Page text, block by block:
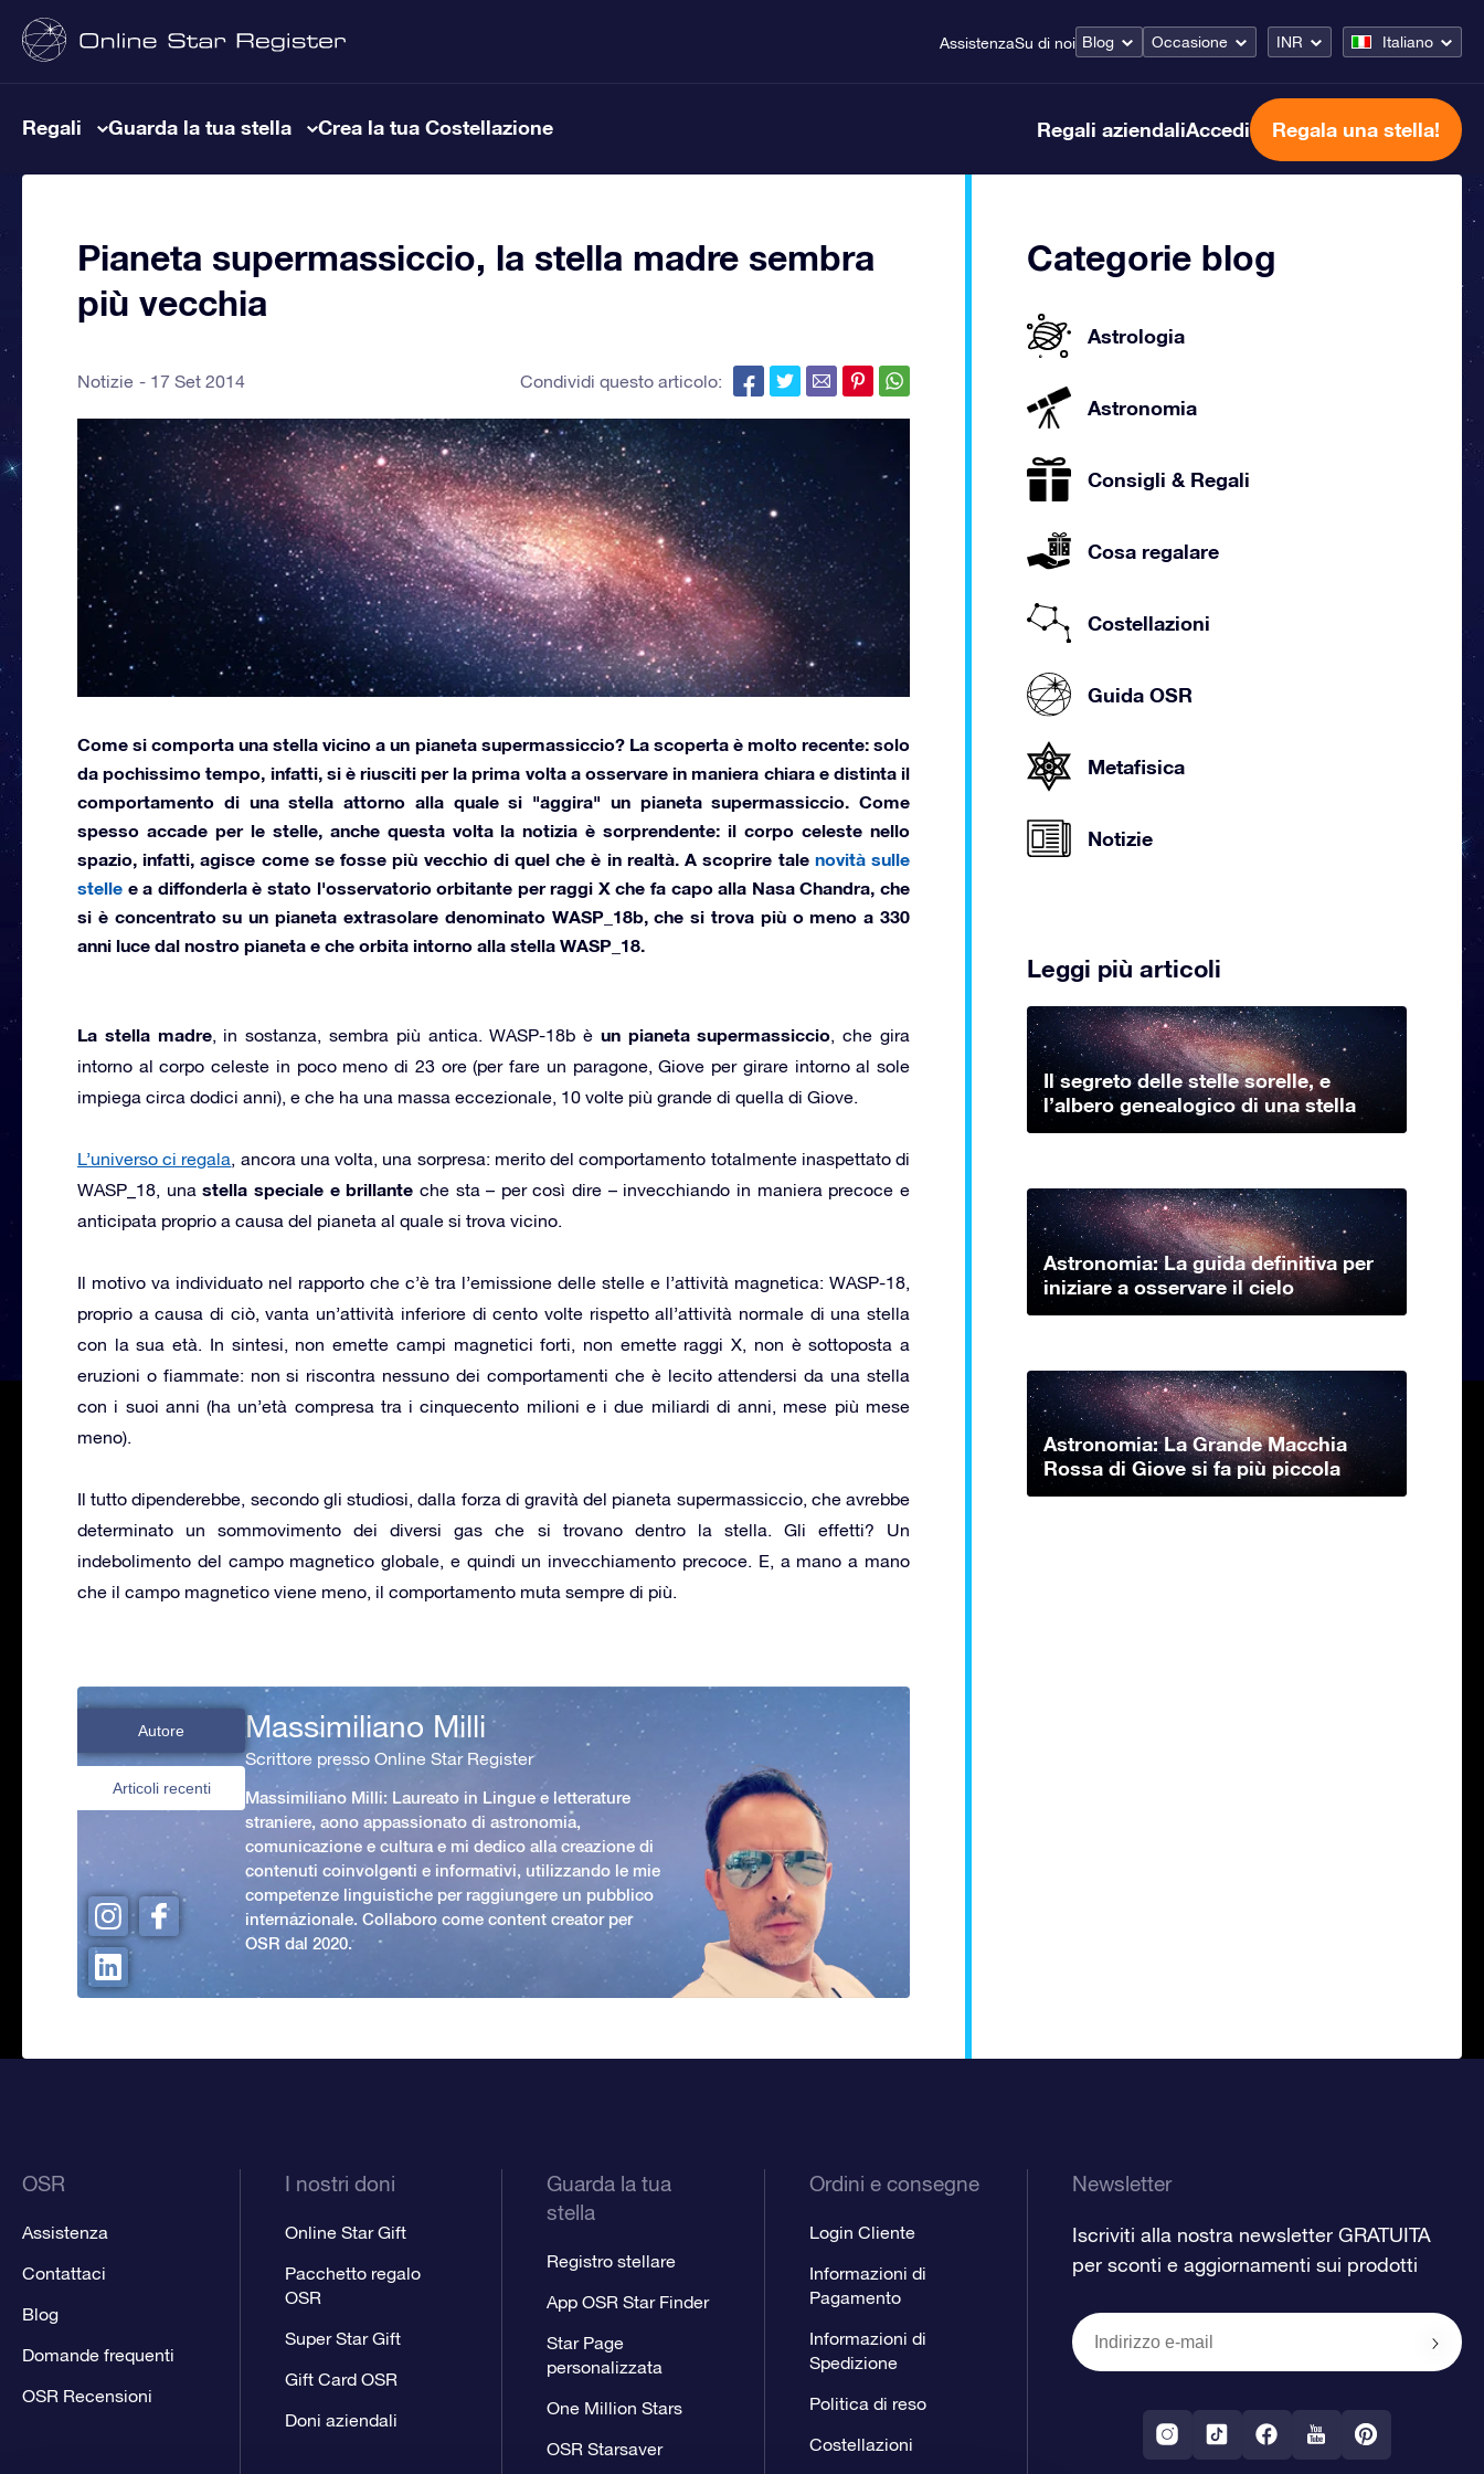
AssistenzaSu di noi Blog Occasione INR Italiano
Regali Guarda la tua stella Crea la tua Costellazione Regali aziendaliAccedi Regala una stella!
Pianeta supermassiccio, la stella madre sembra
più vecchia
Notizie 17 Set 2014 Condividi questo articolo:
Come si comporta una stella vicino a un pianeta supermassiccio? La scoperta è molto recente: solo
da pochissimo tempo, infatti, si è riusciti per la prima volta a osservare in maniera chiara e distinta il
comportamento di una stella attorno alla quale si "aggira" un pianeta supermassiccio. Come
spesso accade per le stelle, anche questa volta la notizia è sorprendente: il corpo celeste nello
spazio, infatti, agisce come se fossepiù vecchio di quel che è in realtà. A scoprire tale novità sulle
stelle e a diffonderla è stato l'osservatorio orbitante per raggi X che fa capo alla NasaChandra, che
si è concentrato su un pianeta extrasolare denominato WASP_18b, che si trova più o meno a 330
anni luce dal nostro pianeta e che orbita intorno alla stella WASP_18.
La stella madre, in sostanza, sembra più antica. WASP-18b è un pianeta supermassiccio, che gira
intorno al corpo celeste in poco meno di 23 ore (per fare un paragone, Giove per girare intorno al sole
impiega circa dodici anni), e che ha una massa eccezionale, 10 volte più grande di quella di Giove.
L’universo ci regala, ancora una volta, una sorpresa: merito del comportamento totalmente inaspettato di
WASP_18, unastella speciale e brillante che sta – per così dire – invecchiando in maniera precoce e
anticipata proprio a causa del pianeta al quale si trova vicino.
Il motivo va individuato nel rapporto che c’è tra l’emissione delle stelle e l’attività magnetica: WASP-18,
proprio a causa di ciò, vanta un’attività inferiore di cento volte rispetto all’attività normale di una stella
con la sua età. In sintesi, non emette campi magnetici forti, non emette raggi X, non è sottoposta a
eruzioni o fiammate: non si riscontra nessuno dei comportamenti che è lecito attendersi da una stella
con i suoi anni (ha un’età compresa tra i cinquecento milioni e i due miliardi di anni, mese più mese
meno).
Il tutto dipenderebbe, secondo gli studiosi, dalla forza di gravità del pianeta supermassiccio, che avrebbe
determinato un sommovimento dei diversi gas che si trovano dentro la stella. Gli effetti? Un
indebolimento del campo magnetico globale, e quindi un invecchiamento precoce. E, a mano a mano
che il campo magnetico viene meno, il comportamento muta sempre di più.
Autore
Articoli recenti
Massimiliano Milli
Scrittore presso Online Star Register
Massimiliano Milli: Laureato in Lingue e letterature
straniere, aono appassionato di astronomia,
comunicazione e cultura e mi dedico alla creazione di
contenuti coinvolgenti e informativi, utilizzando le mie
competenze linguistiche per raggiungere un pubblico
internazionale. Collaboro come content creator per
OSR dal 2020.
Categorie blog
Astrologia
Astronomia
Consigli & Regali
Cosa regalare
Costellazioni
Guida OSR
Metafisica
Notizie
Leggi più articoli
Il segreto delle stelle sorelle, e
l’albero genealogico di una stella
Astronomia: La guida definitiva per
iniziare a osservare il cielo
Astronomia: La Grande Macchia
Rossa di Giove si fa più piccola
OSR
Assistenza
Contattaci
Blog
Domande frequenti
OSR Recensioni
I nostri doni
Online Star Gift
Pacchetto regalo
OSR
Super Star Gift
Gift Card OSR
Doni aziendali
Guarda la tua
stella
Registro stellare
App OSR Star Finder
Star Page
personalizzata
One Million Stars
OSR Starsaver
Ordini e consegne
Login Cliente
Informazioni di
Pagamento
Informazioni di
Spedizione
Politica di reso
Costellazioni
Newsletter
Iscriviti alla nostra newsletter GRATUITA
per sconti e aggiornamenti sui prodotti